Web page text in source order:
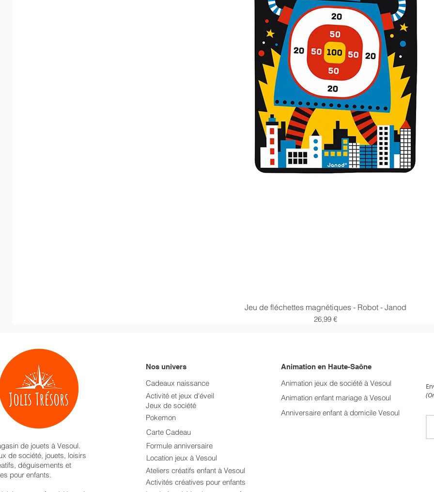
Aperçu rapide
Jeu de fléchettes magnétiques - Robot - Janod
Prix
26,99 €
de jouets à Vesoul.
de société, jouets, loisirs
déguisements et
pour enfants.
Nos univers
Cadeaux naissance
Activité et jeux d'éveil
Jeux de société
Pokemon
Carte Cadeau
Formule anniversaire
Location jeux à Vesoul
Animation en Haute-Saône
Animation jeux de société à Vesoul
Animation enfant mariage à Vesoul
Anniversaire enfant à domicile Vesoul
Ateliers créatifs enfant à Vesoul
Activités créatives pour enfants